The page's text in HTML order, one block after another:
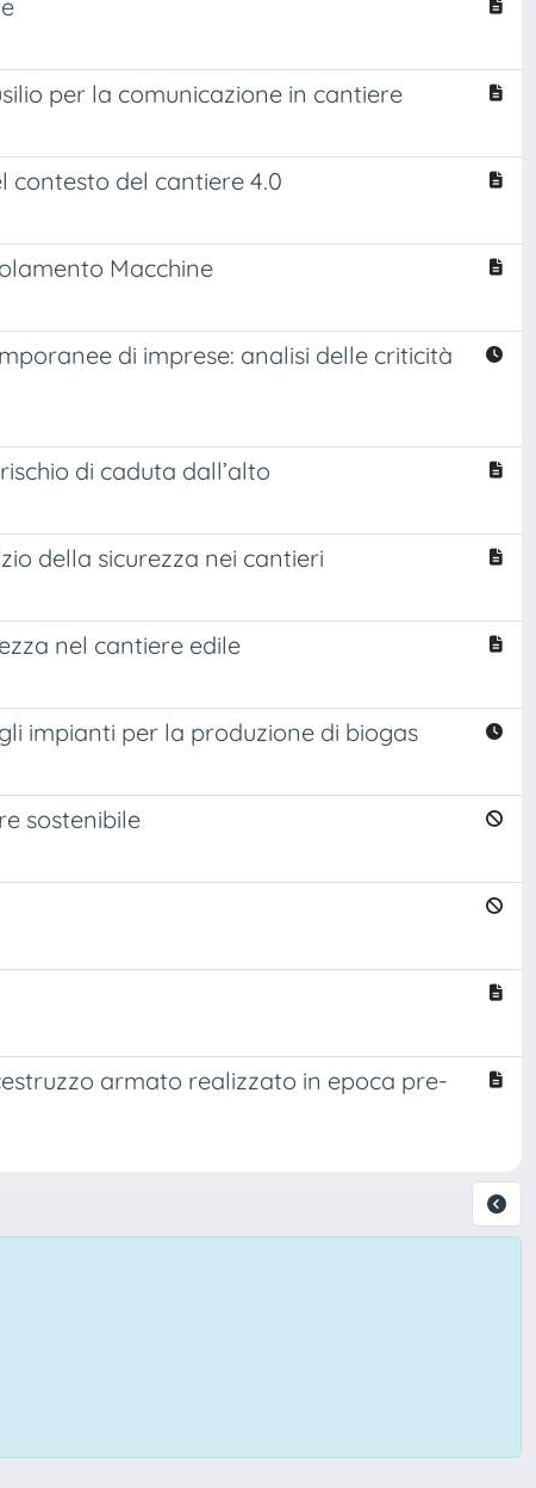
per la comunicazione in cantiere
contesto del cantiere 4.0
Macchine
di imprese: analisi delle criticità
di caduta dall’alto
della sicurezza nei cantieri
nel cantiere edile
impianti per la produzione di biogas
sostenibile
armato realizzato in epoca pre-